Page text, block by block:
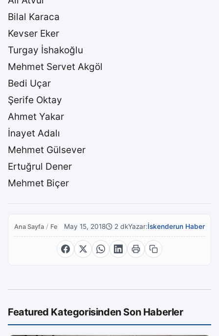
Bilal Karaca
Kevser Eker
Turgay İshakoğlu
Mehmet Servet Akgöl
Bedi Uçar
Şerife Oktay
Ahmet Yakar
İnayet Adalı
Mehmet Gülsever
Ertuğrul Dener
Mehmet Biçer
Ana Sayfa / FeaturedMay 15, 2018 2 dkYazar:İskenderun Haber
Featured Kategorisinden Son Haberler